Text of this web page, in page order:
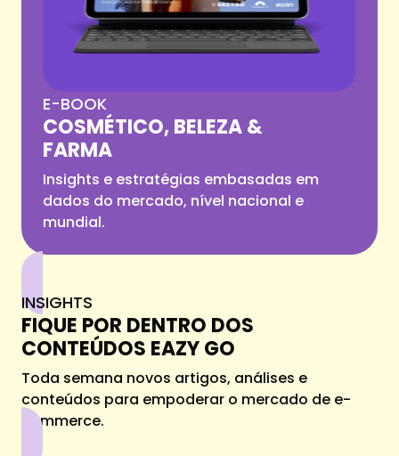
E-BOOK
COSMÉTICO, BELEZA &
FARMA
Insights e estratégias embasadas em
dados do mercado, nível nacional e
mundial.
INSIGHTS
FIQUE POR DENTRO DOS
CONTEÚDOS EAZY GO
Toda semana novos artigos, análises e
conteúdos para empoderar o mercado de e-
commerce.